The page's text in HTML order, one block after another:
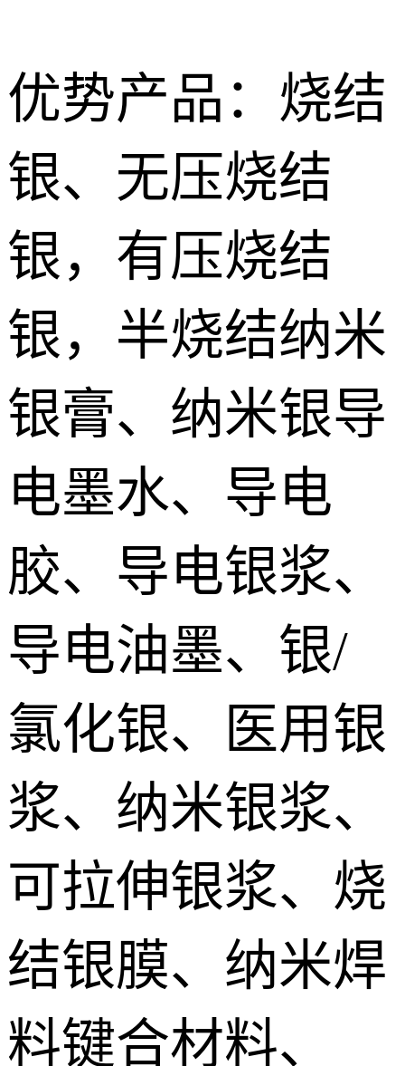
优势产品：烧结
银、无压烧结
银，有压烧结
银，半烧结纳米
银膏、纳米银导
电墨水、导电
胶、导电银浆、
导电油墨、银/
氯化银、医用银
浆、纳米银浆、
可拉伸银浆、烧
结银膜、纳米焊
料键合材料、
Nano
silver paste
Silver
conductive
adhesive
低温导电银
浆 Low
temperature
conductive
特种胶粘剂
Special
adhesive
有压烧结纳米银膏Pressurize sintered nano silver paste
纳米银浆 Nano silver paste
氮化铝/金刚石烧结银 AlN/Diamond sintered silver Paste
DTS预烧结银焊片 Die Top System sintered paste